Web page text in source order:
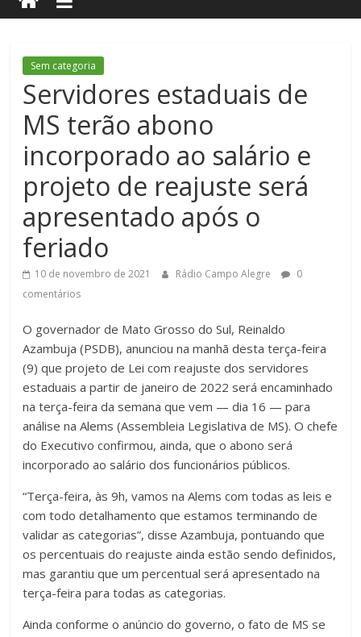
Sem categoria
Servidores estaduais de
MS terão abono
incorporado ao salário e
projeto de reajuste será
apresentado após o
feriado
10 de novembro de 2021 Rádio Campo Alegre
0
comentários
O governador de Mato Grosso do Sul, Reinaldo
Azambuja (PSDB), anunciou na manhã desta terça-feira
(9) que projeto de Lei com reajuste dos servidores
estaduais a partir de janeiro de 2022 será encaminhado
na terça-feira da semana que vem — dia 16 — para
análise na Alems (Assembleia Legislativa de MS). O chefe
do Executivo confirmou, ainda, que o abono será
incorporado ao salário dos funcionários públicos.
“Terça-feira, às 9h, vamos na Alems com todas as leis e
com todo detalhamento que estamos terminando de
validar as categorias”, disse Azambuja, pontuando que
os percentuais do reajuste ainda estão sendo definidos,
mas garantiu que um percentual será apresentado na
terça-feira para todas as categorias.
Ainda conforme o anúncio do governo, o fato de MS se